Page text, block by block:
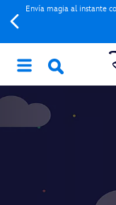
Envía magia al instante